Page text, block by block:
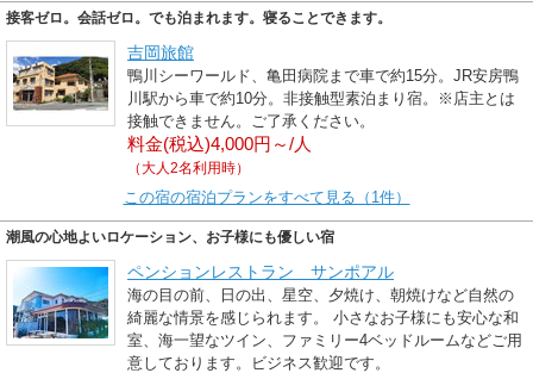
接客ゼロ。会話ゼロ。でも泊まれます。寝ることできます。
吉岡旅館
鴨川シーワールド、亀田病院まで車で約15分。JR安房鴨
川駅から車で約10分。非接触型素泊まり宿。※店主とは
接触できません。ご了承ください。
料金(税込)4,000円～/人
（大人2名利用時）
この宿の宿泊プランをすべて見る（1件）
潮風の心地よいロケーション、お子様にも優しい宿
ペンションレストラン サンポアル
海の目の前、日の出、星空、夕焼け、朝焼けなど自然の
綺麗な情景を感じられます。 小さなお子様にも安心な和
室、海一望なツイン、ファミリー4ベッドルームなどご用
意しております。ビジネス歓迎です。